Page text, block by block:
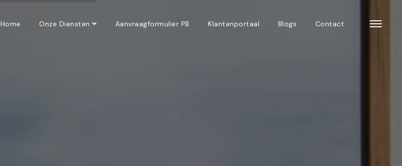
Home Onze Diensten Aanvraagformulier PB Klantenportaal Blogs Contact